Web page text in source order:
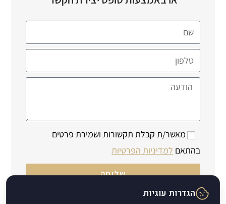
מאשר/ת קבלת תקשורות ושמירת פרטים
בהתאם למדיניות הפרטיות
שליחה
הגדרות עוגיות